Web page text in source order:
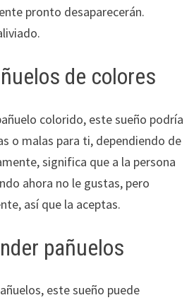
pronto desaparecerán.
de colores
colorido, este sueño podría
o malas para ti, dependiendo de
significa que a la persona
ahora no le gustas, pero
así que la aceptas.
pañuelos
este sueño puede